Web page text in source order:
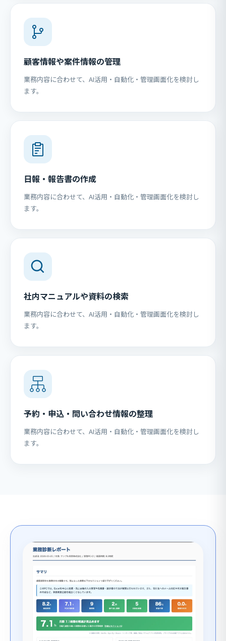
顧客情報や案件情報の管理
業務内容に合わせて、AI活用・自動化・管理画面化を検討し
ます。
日報・報告書の作成
業務内容に合わせて、AI活用・自動化・管理画面化を検討し
ます。
社内マニュアルや資料の検索
業務内容に合わせて、AI活用・自動化・管理画面化を検討し
ます。
予約・申込・問い合わせ情報の整理
業務内容に合わせて、AI活用・自動化・管理画面化を検討し
ます。